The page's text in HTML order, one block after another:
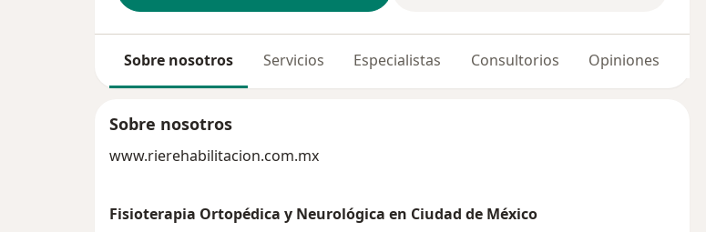
Sobre nosotros Servicios Especialistas Consultorios Opiniones
Sobre nosotros
www.rierehabilitacion.com.mx
Fisioterapia Ortopédica y Neurológica en Ciudad de México